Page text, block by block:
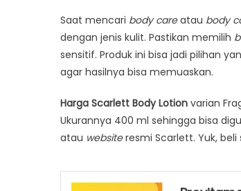
Saat mencari body careatau body
dengan jenis kulit. Pastikan memilih
sensitif. Produk ini bisa jadi pilihan
agar hasilnya bisa memuaskan.
Harga Scarlett Body Lotion varian
Ukurannya 400 ml sehingga bisa
atau websiteresmi Scarlett. Yuk,